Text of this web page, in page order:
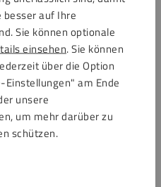
besser auf Ihre
Sie können optionale
einsehen. Sie können
über die Option
Einstellungen" am Ende
unsere
um mehr darüber zu
schützen.
Zuschnitt
Platte 8mm passgenau
die von Ihnen gewünschten
in den
beachten Sie, dass die
Wir sorgen dafür, dass Ihre
ist.